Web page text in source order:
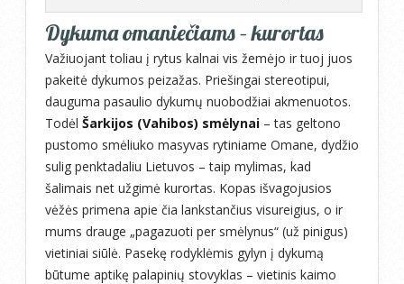
Dykuma omaniečiams – kurortas
Važiuojant toliau į rytus kalnai vis žemėjo ir tuoj juos
pakeitė dykumos peizažas. Priešingai stereotipui,
dauguma pasaulio dykumų nuobodžiai akmenuotos.
Todėl Šarkijos (Vahibos) smėlynai – tas geltono
pustomo smėliuko masyvas rytiniame Omane, dydžio
sulig penktadaliu Lietuvos – taip mylimas, kad
šalimais net užgimė kurortas. Kopas išvagojusios
vėžės primena apie čia lankstančius visureigius, o ir
mums drauge „pagazuoti per smėlynus“ (už pinigus)
vietiniai siūlė. Pasekę rodyklėmis gylyn į dykumą
būtume aptikę palapinių stovyklas – vietinis kaimo